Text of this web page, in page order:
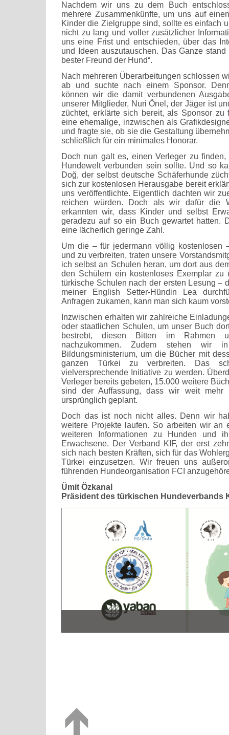
Nachdem wir uns zu dem Buch
mehrere Zusammenkünfte, um uns auf
Kinder die Zielgruppe sind, sollte es einfach
nicht zu lang und voller zusätzlicher
uns eine Frist und entschieden, über das
und Ideen auszutauschen. Das Ganze stand
bester Freund der Hund“.
Nach mehreren Überarbeitungen schlossen
ab und suchte nach einem Sponsor.
können wir die damit verbundenen
unserer Mitglieder, Nuri Önel, der Jäger ist
züchtet, erklärte sich bereit, als Sponsor zu
eine ehemalige, inzwischen als
und fragte sie, ob sie die Gestaltung
schließlich für ein minimales Honorar.
Doch nun galt es, einen Verleger zu
Hundewelt verbunden sein sollte. Und so
Doğ, der selbst deutsche Schäferhunde
sich zur kostenlosen Herausgabe bereit
uns veröffentlichte. Eigentlich dachten wir
reichen würden. Doch als wir dafür die
erkannten wir, dass Kinder und selbst
geradezu auf so ein Buch gewartet hatten.
eine lächerlich geringe Zahl.
Um die – für jedermann völlig kostenlosen
und zu verbreiten, traten unsere
ich selbst an Schulen heran, um dort aus
den Schülern ein kostenloses Exemplar zu
türkische Schulen nach der ersten Lesung –
meiner English Setter-Hündin Lea
Anfragen zukamen, kann man sich kaum
Inzwischen erhalten wir zahlreiche
oder staatlichen Schulen, um unser Buch
bestrebt, diesen Bitten im Rahmen
nachzukommen. Zudem stehen wir
Bildungsministerium, um die Bücher mit
ganzen Türkei zu verbreiten. Das
vielversprechende Initiative zu werden.
Verleger bereits gebeten, 15.000 weitere
sind der Auffassung, dass wir weit mehr
ursprünglich geplant.
Doch das ist noch nicht alles. Denn wir
weitere Projekte laufen. So arbeiten wir an
weiteren Informationen zu Hunden und
Erwachsene. Der Verband KIF, der erst
sich nach besten Kräften, sich für das
Türkei einzusetzen. Wir freuen uns
führenden Hundeorganisation FCI
Ümit Özkanal
Präsident des türkischen Hundeverbands